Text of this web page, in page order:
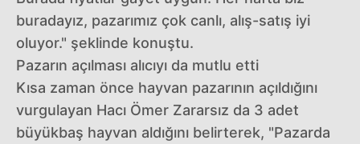
buradayız, pazarımız çok canlı, alış-satış iyi
oluyor." şeklinde konuştu.
Pazarın açılması alıcıyı da mutlu etti
Kısa zaman önce hayvan pazarının açıldığını
vurgulayan Hacı Ömer Zararsız da 3 adet
büyükbaş hayvan aldığını belirterek, "Pazarda